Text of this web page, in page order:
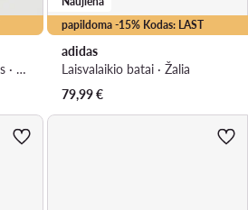
Laisvalaikio batai · Campus · Chaki
papildoma -15% Kodas: LAST
adidas
Laisvalaikio batai · Žalia
79,99€